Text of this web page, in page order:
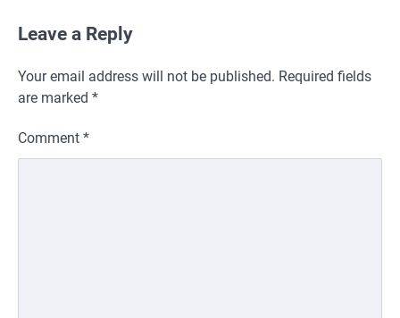
Leave a Reply
Your email address will not be published. Required fields
are marked *
Comment *